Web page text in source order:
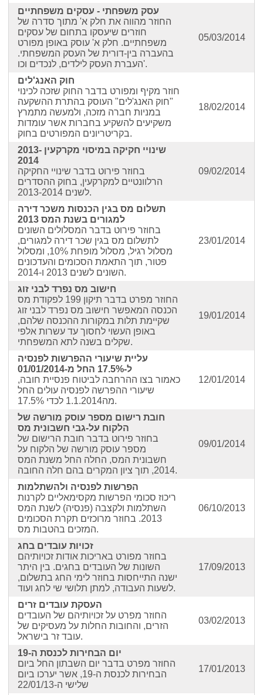
עסק משפחתי - עסקים משפחתיים
החוזר מהווה את חלק א' מתוך סדרה של
חוזרים שיעסקו בתחום של עסקים
משפחתיים. חלק א' עוסק באופן מפורט
בהעברה בין-דורית של העסק המשפחתי.
העברת העסק לילדים, לנכדים וכו'.
05/03/2014
חוק האנג'לים
חוזר מקיף ומפורט בדבר החוק שזכה לכינוי
"חוק האנג'לים" העוסק בהתרת ההשקעה
במניות חברה מזכה, ולמעשה מתמרץ
משקיעים להשקיע בחברות אשר עומדות
בקריטריונים המפורטים בחוק.
18/02/2014
שינויי חקיקה במיסוי מקרקעין 2013-
2014
בחוזר פירוט בדבר שינויי החקיקה
הרלוונטיים למקרקעין, בחוק ההסדרים
לשנים 2013-2014.
09/02/2014
תשלום מס בגין הכנסות משכר דירה
למגורים בשנת המס 2013
בחוזר פירוט בדבר המסלולים השונים
לתשלום מס בגין שכר דירה למגורים,
מסלול רגיל, מסלול מופחת 10%, ומסלול
פטור, תוך התאמת הסכומים והעדכונים
השונים לשנים 2013 ו-2014.
23/01/2014
חישוב מס נפרד לבני זוג
החוזר מפרט בדבר תיקון 199 לפקודת מס
הכנסה המאפשר חישוב מס נפרד לבני זוג
שקיימת תלות במקורות ההכנסה שלהם,
באופן העשוי לחסוך עד עשרות אלפי
שקלים בשנה לתא המשפחתי.
19/01/2014
עליית שיעורי ההפרשות לפנסיה
ל-17.5% החל מ-01/01/2014
כאמור בצו ההרחבה לביטוח פנסיית חובה,
שיעורי ההפרשה לפנסיה עולים החל
מה1.1.2014 לכדי 17.5%.
12/01/2014
חובת רישום מספר עוסק מורשה של
הלקוח על-גבי חשבונית מס
בחוזר פירוט בדבר חובת הרישום של
מספר עוסק מורשה של הלקוח על
חשבונית המס, החלה החל משנת המס
2014, תוך ציון המקרים בהם חלה החובה.
09/01/2014
הפרשות לפנסיה ולהשתלמות
ריכוז סכומי הפרשות מקסימאליים לקרנות
השתלמות ולקצבה (פנסיה) לשנת המס
2013. בחוזר מרוכזים תקרת הסכומים
המזכים בהטבות מס.
06/10/2013
זכויות עובדים בחג
בחוזר מפורט באריכות אודות זכויותיהם
השונות של העובדים בחגים. בין היתר
ישנה התייחסות בחוזר לימי החג בתשלום,
לשעות העבודה, למתן תלושי שי לחג ועוד.
17/09/2013
העסקת עובדים זרים
החוזר מפרט על זכויותיהם של העובדים
הזרים, והחובות החלות על מעסיקים של
עובד זר בישראל.
03/02/2013
יום הבחירות לכנסת ה-19
החוזר מפרט בדבר יום השבתון החל ביום
הבחירות לכנסת ה-19, אשר יערכו ביום
שלישי ה-22/01/13
17/01/2013